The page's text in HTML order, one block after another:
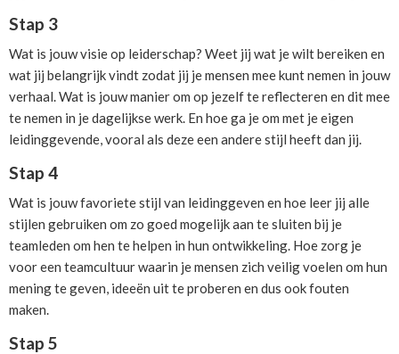
Stap 3
Wat is jouw visie op leiderschap? Weet jij wat je wilt bereiken en
wat jij belangrijk vindt zodat jij je mensen mee kunt nemen in jouw
verhaal. Wat is jouw manier om op jezelf te reflecteren en dit mee
te nemen in je dagelijkse werk. En hoe ga je om met je eigen
leidinggevende, vooral als deze een andere stijl heeft dan jij.
Stap 4
Wat is jouw favoriete stijl van leidinggeven en hoe leer jij alle
stijlen gebruiken om zo goed mogelijk aan te sluiten bij je
teamleden om hen te helpen in hun ontwikkeling. Hoe zorg je
voor een teamcultuur waarin je mensen zich veilig voelen om hun
mening te geven, ideeën uit te proberen en dus ook fouten
maken.
Stap 5